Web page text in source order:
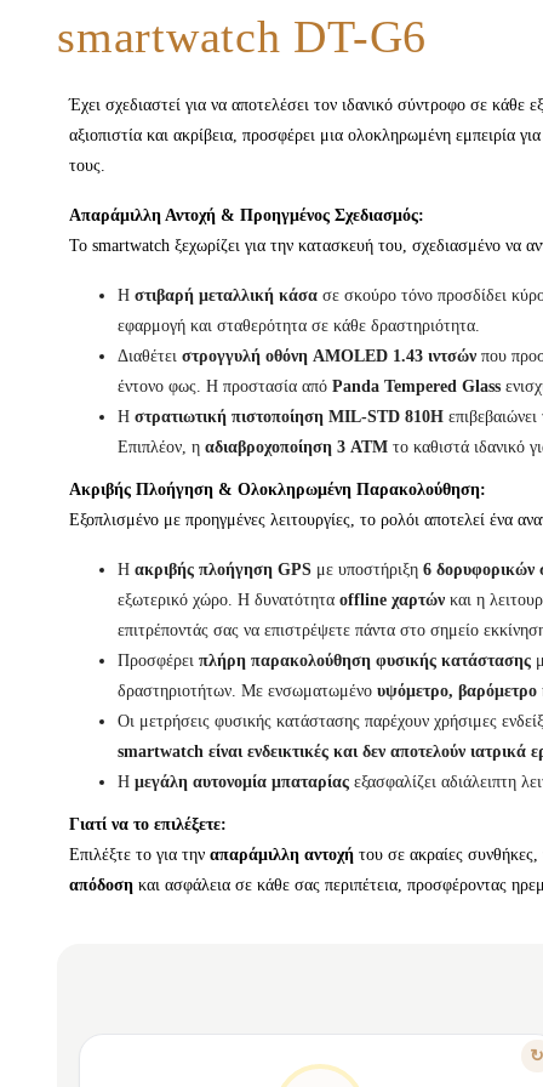
smartwatch DT-G6
Έχει σχεδιαστεί για να αποτελέσει τον ιδανικό σύντροφο σε
αξιοπιστία και ακρίβεια, προσφέρει μια ολοκληρωμένη εμπειρία
τους.
Απαράμιλλη Αντοχή & Προηγμένος Σχεδιασμός:
Το smartwatch ξεχωρίζει για την κατασκευή του, σχεδιασμένο να
Η στιβαρή μεταλλική κάσα σε σκούρο τόνο προσδίδει
εφαρμογή και σταθερότητα σε κάθε δραστηριότητα.
Διαθέτει στρογγυλή οθόνη AMOLED 1.43 ιντσών που
έντονο φως. Η προστασία από Panda Tempered Glass
Η στρατιωτική πιστοποίηση MIL-STD 810H
Επιπλέον, η αδιαβροχοποίηση 3 ATM το καθιστά ιδανικό
Ακριβής Πλοήγηση & Ολοκληρωμένη Παρακολούθηση:
Εξοπλισμένο με προηγμένες λειτουργίες, το ρολόι αποτελεί ένα
Η ακριβής πλοήγηση GPS με υποστήριξη 6 δορυφορικών
εξωτερικό χώρο. Η δυνατότητα offline χαρτών και η
επιτρέποντάς σας να επιστρέψετε πάντα στο σημείο
Προσφέρει πλήρη παρακολούθηση φυσικής κατάστασης
δραστηριοτήτων. Με ενσωματωμένο υψόμετρο, βαρόμετρο
Οι μετρήσεις φυσικής κατάστασης παρέχουν χρήσιμες
smartwatch είναι ενδεικτικές και δεν αποτελούν ιατρικά
Η μεγάλη αυτονομία μπαταρίας εξασφαλίζει αδιάλειπτη
Γιατί να το επιλέξετε:
Επιλέξτε το για την απαράμιλλη αντοχή του σε ακραίες συνθήκες,
απόδοση και ασφάλεια σε κάθε σας περιπέτεια, προσφέροντας
↻
ΣΧΕΔΙΑΣΜΈΝΟ ΓΙΑ ΚΆΘΕ ΠΡΌΚΛΗΣΗ